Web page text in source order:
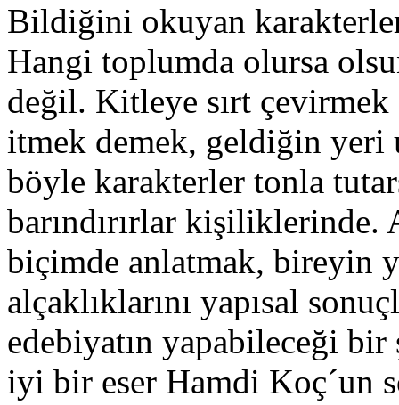
Bildiğini okuyan
Hangi toplumda olursa
değil. Kitleye sırt çevirmek
itmek demek, geldiğin yeri
böyle karakterler tonla
barındırırlar kişiliklerinde.
biçimde anlatmak, bireyin
alçaklıklarını yapısal
edebiyatın yapabileceği bir
iyi bir eser Hamdi Koç´un